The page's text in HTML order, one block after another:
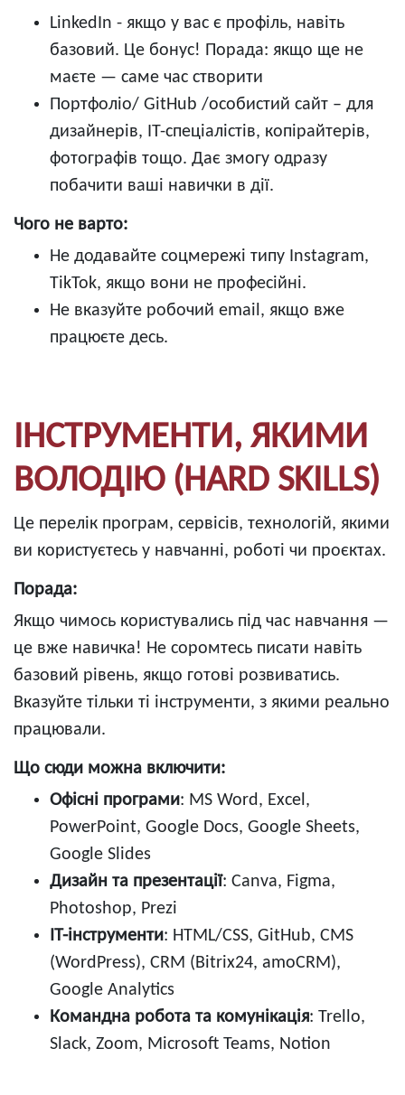
LinkedIn - якщо у вас є профіль, навіть
базовий. Це бонус! Порада: якщо ще не
маєте — саме час створити
Портфоліо/ GitHub /особистий сайт – для
дизайнерів, ІТ-спеціалістів, копірайтерів,
фотографів тощо. Дає змогу одразу
побачити ваші навички в дії.
Чого не варто:
Не додавайте соцмережі типу Instagram,
TikTok, якщо вони не професійні.
Не вказуйте робочий email, якщо вже
працюєте десь.
ІНСТРУМЕНТИ, ЯКИМИ
ВОЛОДІЮ (HARD SKILLS)
Це перелік програм, сервісів, технологій, якими
ви користуєтесь у навчанні, роботі чи проєктах.
Порада:
Якщо чимось користувались під час навчання —
це вже навичка! Не соромтесь писати навіть
базовий рівень, якщо готові розвиватись.
Вказуйте тільки ті інструменти, з якими реально
працювали.
Що сюди можна включити:
Офісні програми: MS Word, Excel,
PowerPoint, Google Docs, Google Sheets,
Google Slides
Дизайн та презентації: Canva, Figma,
Photoshop, Prezi
ІТ-інструменти: HTML/CSS, GitHub, CMS
(WordPress), CRM (Bitrix24, amoCRM),
Google Analytics
Командна робота та комунікація: Trello,
Slack, Zoom, Microsoft Teams, Notion